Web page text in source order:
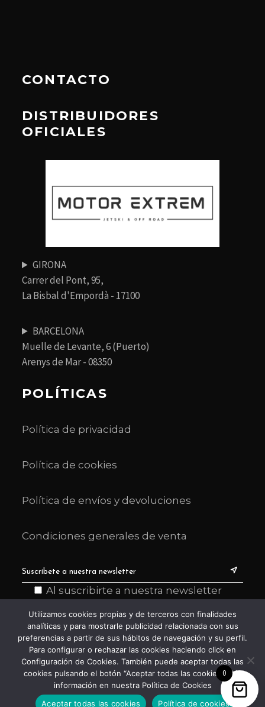
CONTACTO
DISTRIBUIDORES
OFICIALES
GIRONA
Carrer del Pont, 95,
La Bisbal d'Empordà - 17100
BARCELONA
Muelle de Levante, 6 (Puerto)
Arenys de Mar - 08350
POLÍTICAS
Política de privacidad
Política de cookies
Política de envíos y devoluciones
Condiciones generales de venta
Al suscribirte a nuestra newsletter
información sobre política de privacidad
y aceptas recibir comunicaciones de
ARMYAL.
0
Utilizamos cookies propias y de terceros con finalidades
analíticas y para mostrarle publicidad relacionada con sus
preferencias a partir de sus hábitos de navegación y su perfil.
Para configurar o rechazar las cookies haciendo click en
Configuración de Cookies. También puede aceptar todas las
cookies pulsando el botón “Aceptar todas las cookies” Más
información en nuestra Política de Cookies
Aceptar todas las cookies
Política de cookies